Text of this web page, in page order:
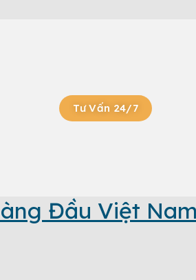
Tư Vấn 24/7
Đầu Việt Nam